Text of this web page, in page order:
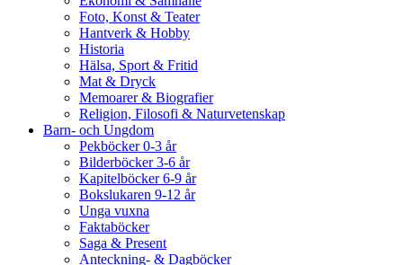
Foto, Konst & Teater
Hantverk & Hobby
Historia
Hälsa, Sport & Fritid
Mat & Dryck
Memoarer & Biografier
Religion, Filosofi & Naturvetenskap
Barn- och Ungdom
Pekböcker 0-3 år
Bilderböcker 3-6 år
Kapitelböcker 6-9 år
Bokslukaren 9-12 år
Unga vuxna
Faktaböcker
Saga & Present
Anteckning- & Dagböcker